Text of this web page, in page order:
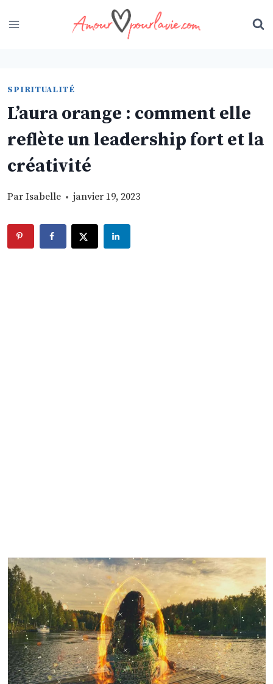
to
SPIRITUALITÉ
L’aura orange : comment elle
reflète un leadership fort et la
créativité
Par Isabelle janvier 19, 2023